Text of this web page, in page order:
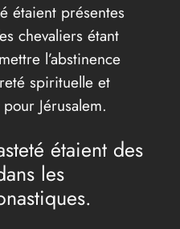
étaient présentes
chevaliers étant
l’abstinence
spirituelle et
Jérusalem.
étaient des
les